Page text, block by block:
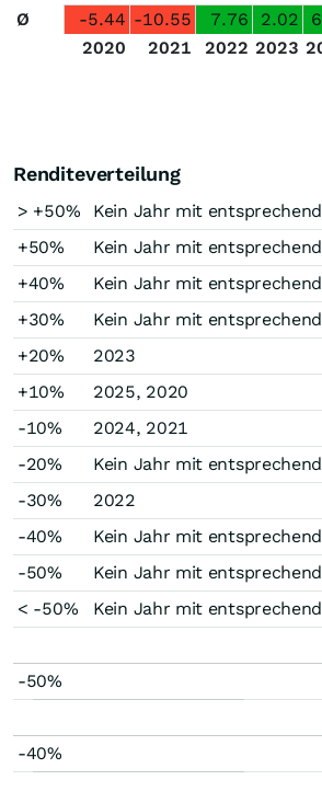
Ø
-5.44 -10.55 7.76 2.02
2020
2021 2022 2023
Renditeverteilung
> +50%
Kein Jahr mit
+50%
Kein Jahr mit
+40%
Kein Jahr mit
+30%
Kein Jahr mit
+20%
2023
+10%
2025, 2020
-10%
2024, 2021
-20%
Kein Jahr mit
-30%
2022
-40%
Kein Jahr mit
-50%
Kein Jahr mit
< -50%
Kein Jahr mit
-50%
-40%